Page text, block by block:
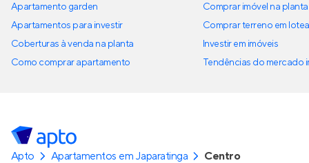
Apartamento garden
Apartamentos para investir
Coberturas à venda na planta
Como comprar apartamento
Comprar imóvel na planta
Comprar terreno em
Investir em imóveis
Tendências do mercado
Apto Apartamentos em Japaratinga Centro